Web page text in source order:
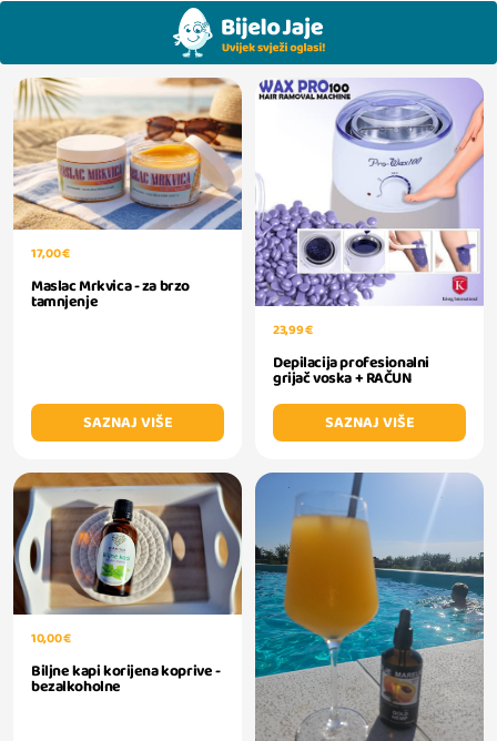
17,00 €
Maslac Mrkvica - za brzo
tamnjenje
SAZNAJ VIŠE
23,99 €
Depilacija profesionalni
grijač voska + RAČUN
SAZNAJ VIŠE
10,00 €
Biljne kapi korijena koprive -
bezalkoholne